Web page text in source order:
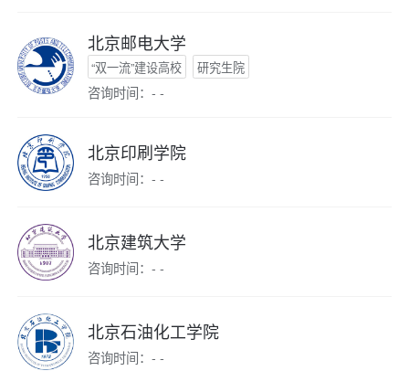
北京邮电大学
“双一流”建设高校 研究生院
咨询时间：- -
北京印刷学院
咨询时间：- -
北京建筑大学
咨询时间：- -
北京石油化工学院
咨询时间：- -